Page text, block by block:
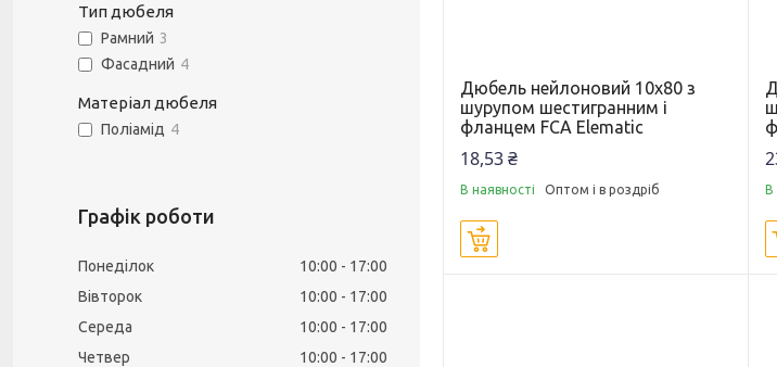
Дюбель нейлоновий 10х80 з
шурупом шестигранним і
фланцем FCA Elematic
18,53 ₴
В наявності Оптом і в роздріб В
Тип дюбеля
Рамний 3
Фасадний 4
Матеріал дюбеля
Поліамід 4
Графік роботи
Понеділок 10:00
17:00
Вівторок
10:00
17:00
Середа
10:00
17:00
Четвер
10:00
17:00